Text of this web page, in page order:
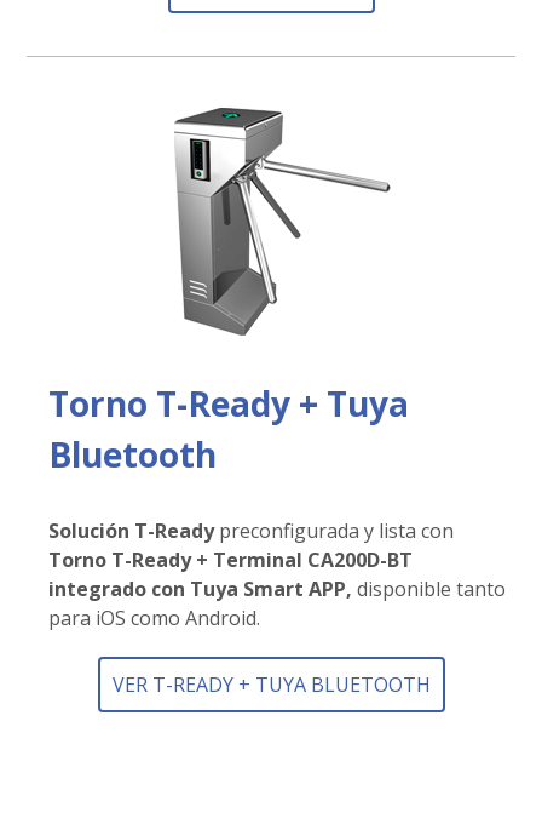
Torno T-Ready + Tuya
Bluetooth
Solución T-Readypreconfigurada y lista con
Torno T-Ready + Terminal CA200D-BT
integrado con Tuya Smart APP, disponible tanto
para iOS como Android.
VER T-READY + TUYA BLUETOOTH